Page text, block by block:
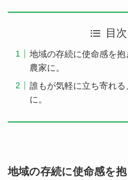
目次
地域の存続に使命感を
農家に。
誰もが気軽に立ち寄れ
に。
地域の存続に使命感を